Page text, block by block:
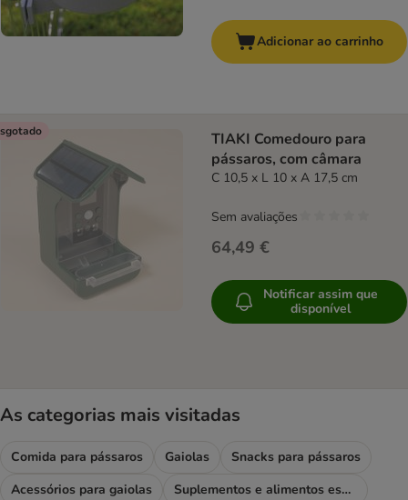
Adicionar ao carrinho
TIAKI Comedouro para
pássaros, com câmara
C 10,5 x L 10 x A 17,5 cm
64,49 €
Sem avaliações
Notificar assim que
disponível
As categorias mais visitadas
Comida para pássaros Gaiolas
Snacks para pássaros
Acessórios para gaiolas
Suplementos e alimentos especiais